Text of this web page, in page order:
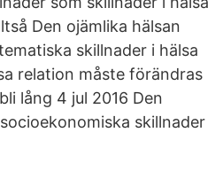
Den ojämlika hälsan
skillnader i hälsa
relation måste förändras
lång 4 jul 2016 Den
skillnader